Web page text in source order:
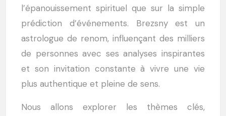
l’épanouissement spirituel que sur la simple
prédiction d’événements. Brezsny est un
astrologue de renom, influençant des milliers
de personnes avec ses analyses inspirantes
et son invitation constante à vivre une vie
plus authentique et pleine de sens.
Nous allons explorer les thèmes clés,